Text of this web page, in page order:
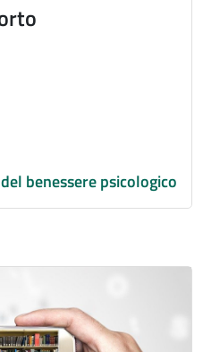
benessere psicologico